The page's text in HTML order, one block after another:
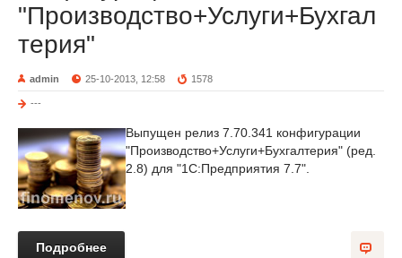
"Производство+Услуги+Бухгал
терия"
admin 25-10-2013, 12:58 1578
---
Выпущен релиз 7.70.341 конфигурации
"Производство+Услуги+Бухгалтерия" (ред.
2.8) для "1С:Предприятия 7.7".
Подробнее